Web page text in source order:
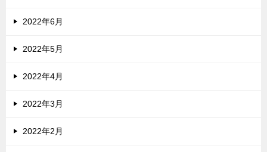
2022年6月
2022年5月
2022年4月
2022年3月
2022年2月